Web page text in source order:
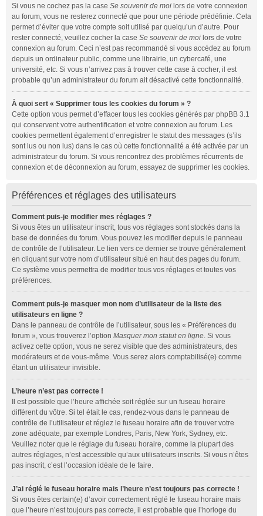
Si vous ne cochez pas la case Se souvenir de moi lors de votre connexion
au forum, vous ne resterez connecté que pour une période prédéfinie. Cela
permet d’éviter que votre compte soit utilisé par quelqu’un d’autre. Pour
rester connecté, veuillez cocher la case Se souvenir de moi lors de votre
connexion au forum. Ceci n’est pas recommandé si vous accédez au forum
depuis un ordinateur public, comme une librairie, un cybercafé, une
université, etc. Si vous n’arrivez pas à trouver cette case à cocher, il est
probable qu’un administrateur du forum ait désactivé cette fonctionnalité.
À quoi sert « Supprimer tous les cookies du forum » ?
Cette option vous permet d’effacer tous les cookies générés par phpBB 3.1
qui conservent votre authentification et votre connexion au forum. Les
cookies permettent également d’enregistrer le statut des messages (s’ils
sont lus ou non lus) dans le cas où cette fonctionnalité a été activée par un
administrateur du forum. Si vous rencontrez des problèmes récurrents de
connexion et de déconnexion au forum, essayez de supprimer les cookies.
Préférences et réglages des utilisateurs
Comment puis-je modifier mes réglages ?
Si vous êtes un utilisateur inscrit, tous vos réglages sont stockés dans la
base de données du forum. Vous pouvez les modifier depuis le panneau
de contrôle de l’utilisateur. Le lien vers ce dernier se trouve généralement
en cliquant sur votre nom d’utilisateur situé en haut des pages du forum.
Ce système vous permettra de modifier tous vos réglages et toutes vos
préférences.
Comment puis-je masquer mon nom d’utilisateur de la liste des
utilisateurs en ligne ?
Dans le panneau de contrôle de l’utilisateur, sous les « Préférences du
forum », vous trouverez l’option Masquer mon statut en ligne. Si vous
activez cette option, vous ne serez visible que des administrateurs, des
modérateurs et de vous-même. Vous serez alors comptabilisé(e) comme
étant un utilisateur invisible.
L’heure n’est pas correcte !
Il est possible que l’heure affichée soit réglée sur un fuseau horaire
différent du vôtre. Si tel était le cas, rendez-vous dans le panneau de
contrôle de l’utilisateur et réglez le fuseau horaire afin de trouver votre
zone adéquate, par exemple Londres, Paris, New York, Sydney, etc.
Veuillez noter que le réglage du fuseau horaire, comme la plupart des
autres réglages, n’est accessible qu’aux utilisateurs inscrits. Si vous n’êtes
pas inscrit, c’est l’occasion idéale de le faire.
J’ai réglé le fuseau horaire mais l’heure n’est toujours pas correcte !
Si vous êtes certain(e) d’avoir correctement réglé le fuseau horaire mais
que l’heure n’est toujours pas correcte, il est probable que l’horloge du